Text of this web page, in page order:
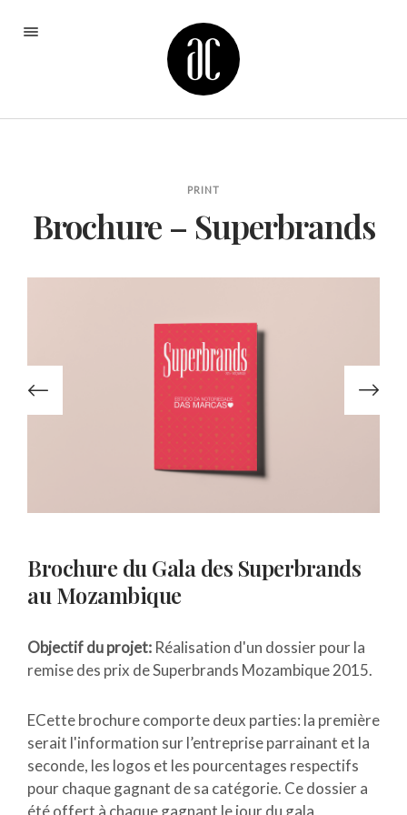
À propos de moi
PRINT
Brochure – Superbrands
Brochure du Gala des Superbrands
au Mozambique
Objectif du projet: Réalisation d'un dossier pour la
remise des prix de Superbrands Mozambique 2015.
ECette brochure comporte deux parties: la première
serait l'information sur l’entreprise parrainant et la
seconde, les logos et les pourcentages respectifs
pour chaque gagnant de sa catégorie. Ce dossier a
été offert à chaque gagnant le jour du gala